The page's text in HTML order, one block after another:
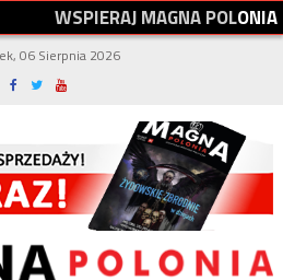
WSPIERAJMAGNAPOLONIA
06 Sierpnia 2026